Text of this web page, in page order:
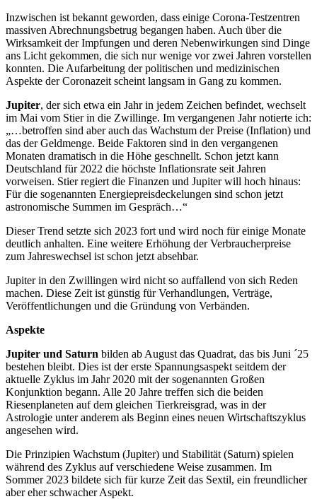
Inzwischen ist bekannt geworden, dass einige Corona-Testzentren
massiven Abrechnungsbetrug begangen haben. Auch über die
Wirksamkeit der Impfungen und deren Nebenwirkungen sind Dinge
ans Licht gekommen, die sich nur wenige vor zwei Jahren vorstellen
konnten. Die Aufarbeitung der politischen und medizinischen
Aspekte der Coronazeit scheint langsam in Gang zu kommen.
Jupiter, der sich etwa ein Jahr in jedem Zeichen befindet, wechselt
im Mai vom Stier in die Zwillinge. Im vergangenen Jahr notierte ich:
„…betroffen sind aber auch das Wachstum der Preise (Inflation) und
das der Geldmenge. Beide Faktoren sind in den vergangenen
Monaten dramatisch in die Höhe geschnellt. Schon jetzt kann
Deutschland für 2022 die höchste Inflationsrate seit Jahren
vorweisen. Stier regiert die Finanzen und Jupiter will hoch hinaus:
Für die sogenannten Energiepreisdeckelungen sind schon jetzt
astronomische Summen im Gespräch…“
Dieser Trend setzte sich 2023 fort und wird noch für einige Monate
deutlich anhalten. Eine weitere Erhöhung der Verbraucherpreise
zum Jahreswechsel ist schon jetzt absehbar.
Jupiter in den Zwillingen wird nicht so auffallend von sich Reden
machen. Diese Zeit ist günstig für Verhandlungen, Verträge,
Veröffentlichungen und die Gründung von Verbänden.
Aspekte
Jupiter und Saturn bilden ab August das Quadrat, das bis Juni ´25
bestehen bleibt. Dies ist der erste Spannungsaspekt seitdem der
aktuelle Zyklus im Jahr 2020 mit der sogenannten Großen
Konjunktion begann. Alle 20 Jahre treffen sich die beiden
Riesenplaneten auf dem gleichen Tierkreisgrad, was in der
Astrologie unter anderem als Beginn eines neuen Wirtschaftszyklus
angesehen wird.
Die Prinzipien Wachstum (Jupiter) und Stabilität (Saturn) spielen
während des Zyklus auf verschiedene Weise zusammen. Im
Sommer 2023 bildete sich für kurze Zeit das Sextil, ein freundlicher
aber eher schwacher Aspekt.